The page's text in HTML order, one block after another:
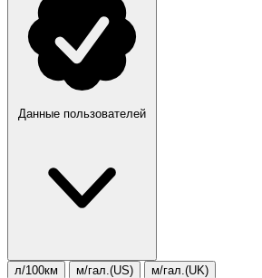
Данные пользователей
л/100км м/гал.(US) м/гал.(UK)